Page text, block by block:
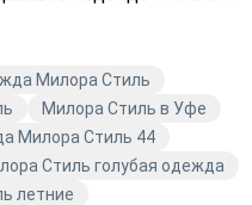
выбирают те, кто
Не упустите свой
и уникальное. Выберите
быть неотразимой.
Милора Стиль
Милора Стиль в Уфе
Милора Стиль 44
Стиль голубая одежда
летние